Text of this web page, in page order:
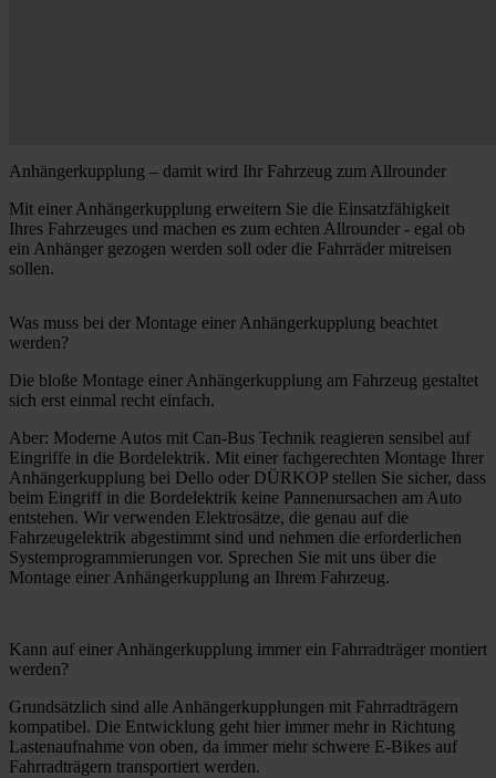
Anhängerkupplung – damit wird Ihr Fahrzeug zum Allrounder
Mit einer Anhängerkupplung erweitern Sie die Einsatzfähigkeit
Ihres Fahrzeuges und machen es zum echten Allrounder - egal ob
ein Anhänger gezogen werden soll oder die Fahrräder mitreisen
sollen.
Was muss bei der Montage einer Anhängerkupplung beachtet
werden?
Die bloße Montage einer Anhängerkupplung am Fahrzeug gestaltet
sich erst einmal recht einfach.
Aber: Moderne Autos mit Can-Bus Technik reagieren sensibel auf
Eingriffe in die Bordelektrik. Mit einer fachgerechten Montage Ihrer
Anhängerkupplung bei Dello oder DÜRKOP stellen Sie sicher, dass
beim Eingriff in die Bordelektrik keine Pannenursachen am Auto
entstehen. Wir verwenden Elektrosätze, die genau auf die
Fahrzeugelektrik abgestimmt sind und nehmen die erforderlichen
Systemprogrammierungen vor. Sprechen Sie mit uns über die
Montage einer Anhängerkupplung an Ihrem Fahrzeug.
Kann auf einer Anhängerkupplung immer ein Fahrradträger montiert
werden?
Grundsätzlich sind alle Anhängerkupplungen mit Fahrradträgern
kompatibel. Die Entwicklung geht hier immer mehr in Richtung
Lastenaufnahme von oben, da immer mehr schwere E-Bikes auf
Fahrradträgern transportiert werden.